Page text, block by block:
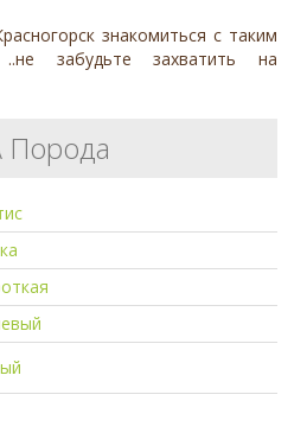
знакомиться с таким
забудьте захватить на
Порода